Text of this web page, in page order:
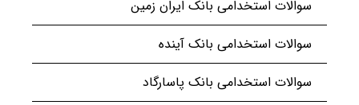
سوالات استخدامی بانک ایران زمین
سوالات استخدامی بانک آینده
سوالات استخدامی بانک پاسارگاد